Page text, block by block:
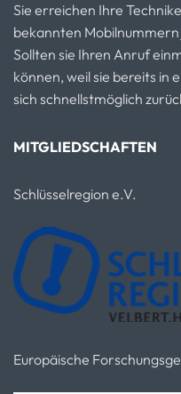
Sie erreichen Ihre
bekannten
Sollten sie Ihren Anruf
können, weil sie bereits in
sich schnellstmöglich
MITGLIEDSCHAFTEN
Schlüsselregion e.V.
Europäische